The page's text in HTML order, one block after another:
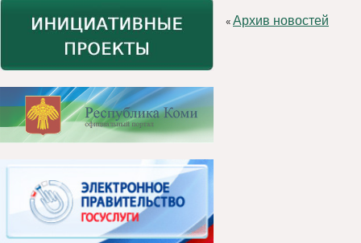
«Архив новостей